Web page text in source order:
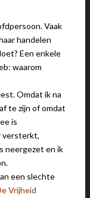
Vaak
handelen
Een enkele
waarom
Omdat ik na
te zijn of omdat
is
versterkt,
neergezet en ik
een slechte
Vrijheid